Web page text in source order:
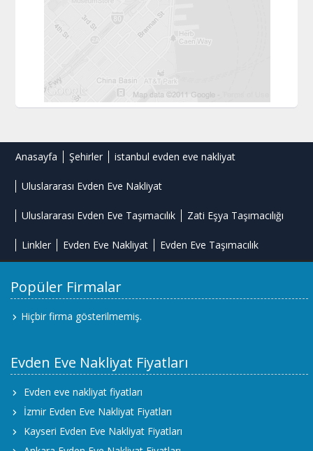
Anasayfa Şehirler istanbul evden eve nakliyat
Uluslararası Evden Eve Nakliyat
Uluslararası Evden Eve Taşımacılık Zati Eşya Taşımacılığı
Linkler Evden Eve Nakliyat Evden Eve Taşımacılık
Popüler Firmalar
Hiçbir firma gösterilmemiş.
Evden Eve Nakliyat Fiyatları
Evden eve nakliyat fiyatları
İzmir Evden Eve Nakliyat Fiyatları
Kayseri Evden Eve Nakliyat Fiyatları